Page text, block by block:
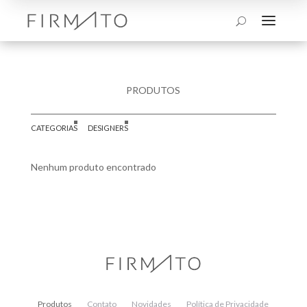
U a
PRODUTOS
CATEGORIAS DESIGNERS
Nenhum produto encontrado
Produtos Contato Novidades
Política de Privacidade